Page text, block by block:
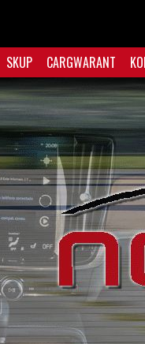
SKUP CARGWARANT